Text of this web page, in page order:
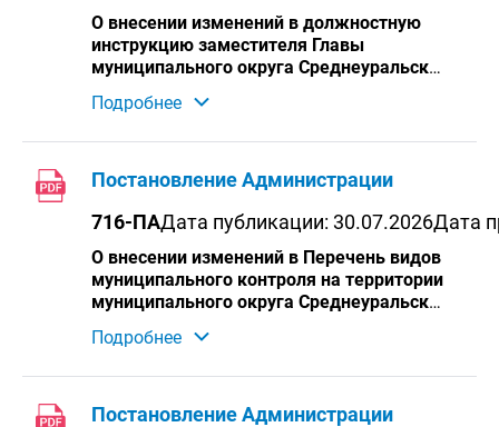
О внесении изменений в должностную
инструкцию заместителя Главы
муниципального округа Среднеуральск
вопросы жилищно-коммунального
постановлением Администрации
Свердловской области от 19.03.2026 №
230-ПА
Подробнее
Постановление Администрации
716-ПАДата публикации: 30.07.2026Дата
О внесении изменений в Перечень видов
муниципального контроля на территории
муниципального округа Среднеуральск
местного самоуправления,
Администрации муниципального округа
Подробнее
Постановление Администрации